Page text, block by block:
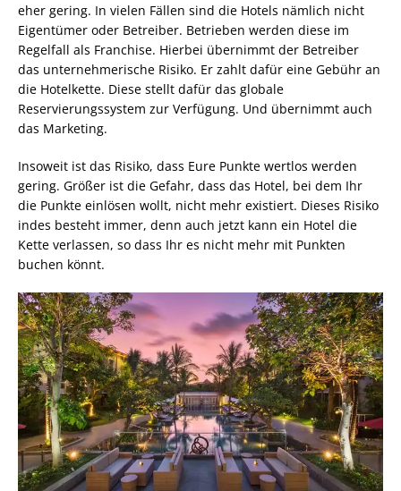
eher gering. In vielen Fällen sind die Hotels nämlich nicht
Eigentümer oder Betreiber. Betrieben werden diese im
Regelfall als Franchise. Hierbei übernimmt der Betreiber
das unternehmerische Risiko. Er zahlt dafür eine Gebühr an
die Hotelkette. Diese stellt dafür das globale
Reservierungssystem zur Verfügung. Und übernimmt auch
das Marketing.
Insoweit ist das Risiko, dass Eure Punkte wertlos werden
gering. Größer ist die Gefahr, dass das Hotel, bei dem Ihr
die Punkte einlösen wollt, nicht mehr existiert. Dieses Risiko
indes besteht immer, denn auch jetzt kann ein Hotel die
Kette verlassen, so dass Ihr es nicht mehr mit Punkten
buchen könnt.